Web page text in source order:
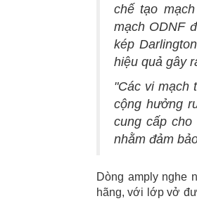
chế tạo
mạch ODNF
kép
hiệu quả gây
"Các vi mạch
cộng hưởng
cung cấp
nhằm đảm
Dòng amply nghe
hãng, với lớp vở